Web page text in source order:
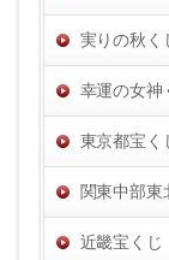
実りの秋く
幸運の女神
東京都宝く
関東中部東
近畿宝くじ